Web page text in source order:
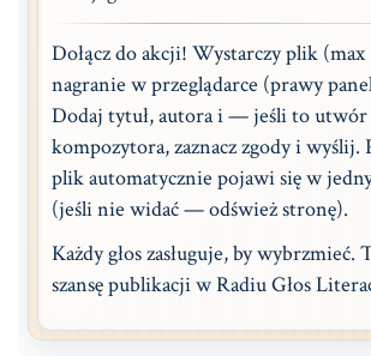
Dołącz do akcji! Wystarczy plik
nagranie w przeglądarce (prawy
Dodaj tytuł, autora i — jeśli to
kompozytora, zaznacz zgody i wyślij.
plik automatycznie pojawi się w
(jeśli nie widać — odśwież stronę).
Każdy głos zasługuje, by wybrzmieć.
szansę publikacji w Radiu Głos